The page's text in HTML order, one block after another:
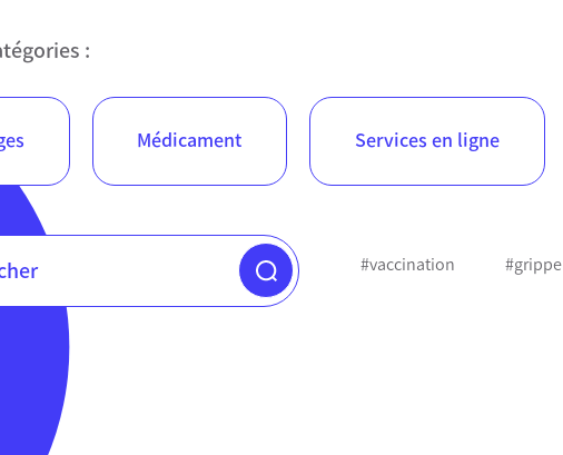
:
Médicament Services en ligne
#vaccination #grippe